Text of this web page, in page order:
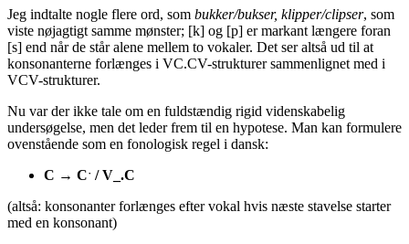
Jeg indtalte nogle flere ord, som bukker/bukser, klipper/clipser, som
viste nøjagtigt samme mønster; [k] og [p] er markant længere foran
[s] end når de står alene mellem to vokaler. Det ser altså ud til at
konsonanterne forlænges i VC.CV-strukturer sammenlignet med i
VCV-strukturer.
Nu var der ikke tale om en fuldstændig rigid videnskabelig
undersøgelse, men det leder frem til en hypotese. Man kan formulere
ovenstående som en fonologisk regel i dansk:
C → Cˑ / V_.C
(altså: konsonanter forlænges efter vokal hvis næste stavelse starter
med en konsonant)